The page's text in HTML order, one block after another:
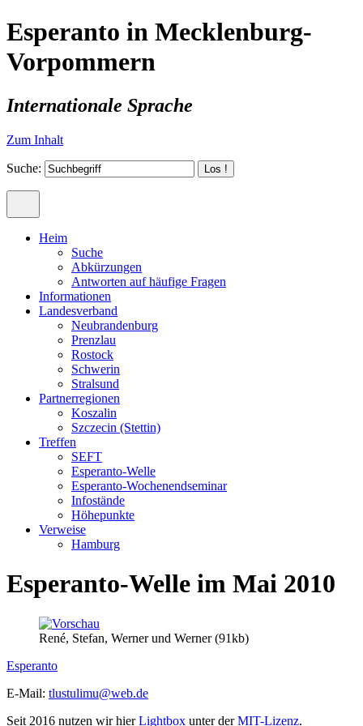
Esperanto in Mecklenburg-
Vorpommern
Internationale Sprache
Zum Inhalt
Suche:
Heim
Suche
Abkürzungen
Antworten auf häufige Fragen
Informationen
Landesverband
Neubrandenburg
Prenzlau
Rostock
Schwerin
Stralsund
Partnerregionen
Koszalin
Szczecin (Stettin)
Treffen
SEFT
Esperanto-Welle
Esperanto-Wochenendseminar
Infostände
Höhepunkte
Verweise
Hamburg
Esperanto-Welle im Mai 2010
René, Stefan, Werner und Werner (91kb)
Esperanto
E-Mail: tlustulimu@web.de
Seit 2016 nutzen wir hierLightbox unter derMIT-Lizenz.